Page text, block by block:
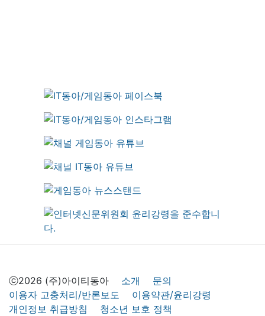
ⓒ2026 (주)아이티동아 소개
문의
이용자 고충처리/반론보도
이용약관/윤리강령
개인정보 취급방침
청소년 보호 정책